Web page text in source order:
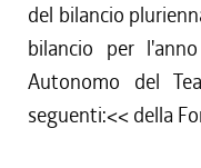
del bilancio
bilancio per
Autonomo del
seguenti:<< della